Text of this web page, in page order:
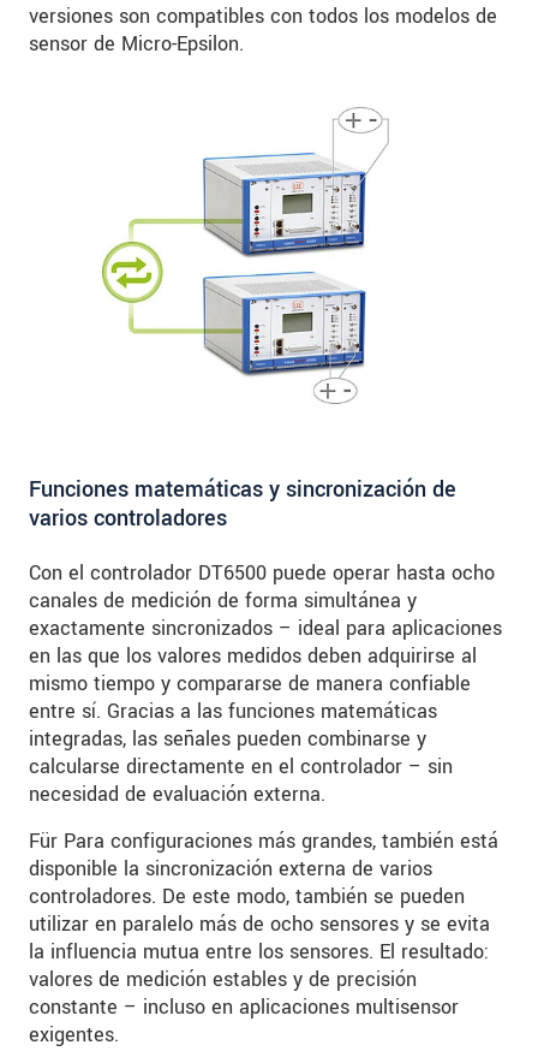
versiones son compatibles con todos los modelos de
sensor de Micro-Epsilon.
Funciones matemáticas y sincronización de
varios controladores
Con el controlador DT6500 puede operar hasta ocho
canales de medición de forma simultánea y
exactamente sincronizados – ideal para aplicaciones
en las que los valores medidos deben adquirirse al
mismo tiempo y compararse de manera confiable
entre sí. Gracias a las funciones matemáticas
integradas, las señales pueden combinarse y
calcularse directamente en el controlador – sin
necesidad de evaluación externa.
Für Para configuraciones más grandes, también está
disponible la sincronización externa de varios
controladores. De este modo, también se pueden
utilizar en paralelo más de ocho sensores y se evita
la influencia mutua entre los sensores. El resultado:
valores de medición estables y de precisión
constante – incluso en aplicaciones multisensor
exigentes.